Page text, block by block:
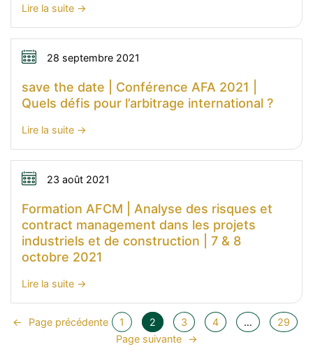
14
février
Lien
connexion
Lire la suite:
de
l’AFA
28 septembre 2021
save the date | Conférence AFA 2021 |
Quels défis pour l’arbitrage international ?
Lire la suite:
the
date
Conférence
AFA
2021
|
Quels
l’arbitrage
international
23 août 2021
Formation AFCM | Analyse des risques et
contract management dans les projets
industriels et de construction | 7 & 8
octobre 2021
Lire la suite:
AFCM
← Page précédente 1 2 3 4 …
29
Page suivante
→